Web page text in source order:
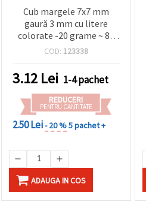
Cub margele 7x7 mm
gaură 3 mm cu litere
colorate -20 grame ~ 82
bucăți
COD: 123338
3.12 Lei 1-4 pachet
REDUCERI
PENTRU CANTITATE
2.50 Lei- 20 %5 pachet +
ADAUGA IN COS